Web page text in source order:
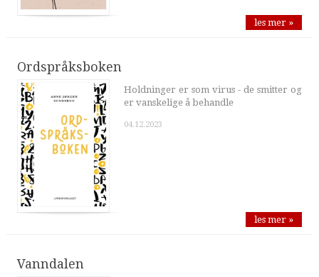
les mer »
Ordspråksboken
Holdninger er som virus - de smitter og
er vanskelige å behandle
04.12.2023
les mer »
Vanndalen